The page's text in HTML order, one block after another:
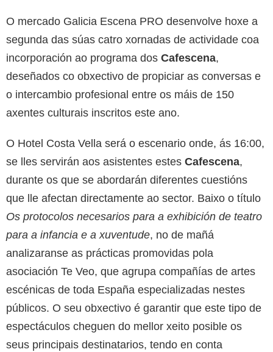
O mercado Galicia Escena PRO desenvolve hoxe a
segunda das súas catro xornadas de actividade coa
incorporación ao programa dos Cafescena,
deseñados co obxectivo de propiciar as conversas e
o intercambio profesional entre os máis de 150
axentes culturais inscritos este ano.
O Hotel Costa Vella será o escenario onde, ás 16:00,
se lles servirán aos asistentes estes Cafescena,
durante os que se abordarán diferentes cuestións
que lle afectan directamente ao sector. Baixo o título
Os protocolos necesarios para a exhibición de teatro
para a infancia e a xuventude, no de mañá
analizaranse as prácticas promovidas pola
asociación Te Veo, que agrupa compañías de artes
escénicas de toda España especializadas nestes
públicos. O seu obxectivo é garantir que este tipo de
espectáculos cheguen do mellor xeito posible os
seus principais destinatarios, tendo en conta